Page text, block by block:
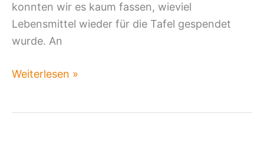
konnten wir es kaum fassen, wieviel
Lebensmittel wieder für die Tafel gespendet
wurde. An
Weiterlesen »